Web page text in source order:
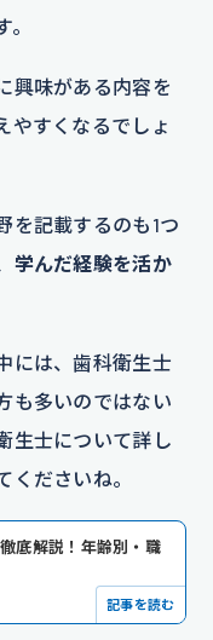
興味がある内容を
やすくなるでしょ
を記載するのも1つ
学んだ経験を活か
には、歯科衛生士
も多いのではない
生士について詳し
くださいね。
底解説！年齢別・職
記事を読む